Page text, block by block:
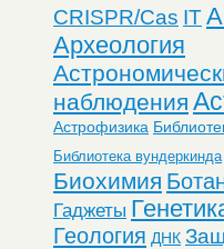
CRISPR/Cas IT
Археология
наблюдения
Астрофизика
Библиотека вундеркинда
Биохимия
Гаджеты
Геология ДНК